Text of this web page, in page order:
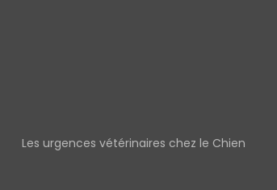
Les urgences vétérinaires chez le Chien